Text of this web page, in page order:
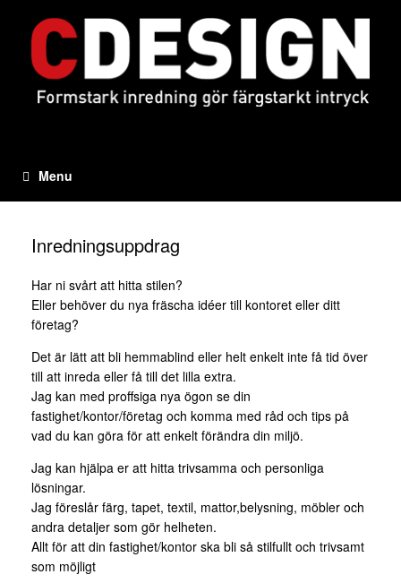
content
Menu
Inredningsuppdrag
Har ni svårt att hitta stilen?
Eller behöver du nya fräscha idéer till kontoret eller ditt
företag?
Det är lätt att bli hemmablind eller helt enkelt inte få tid över
till att inreda eller få till det lilla extra.
Jag kan med proffsiga nya ögon se din
fastighet/kontor/företag och komma med råd och tips på
vad du kan göra för att enkelt förändra din miljö.
Jag kan hjälpa er att hitta trivsamma och personliga
lösningar.
Jag föreslår färg, tapet, textil, mattor,belysning, möbler och
andra detaljer som gör helheten.
Allt för att din fastighet/kontor ska bli så stilfullt och trivsamt
som möjligt